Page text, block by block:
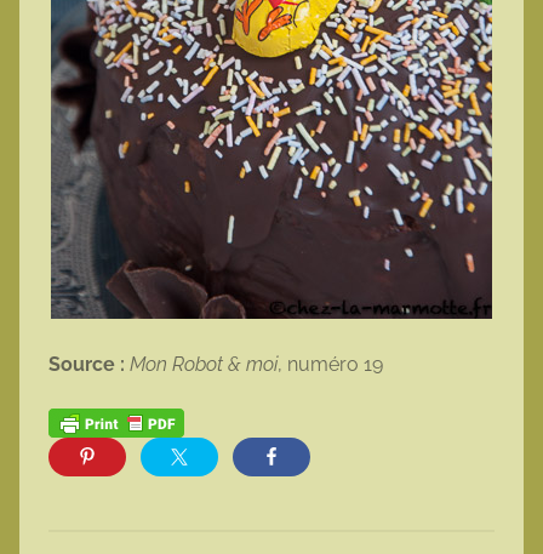
Source : Mon Robot & moi, numéro 19